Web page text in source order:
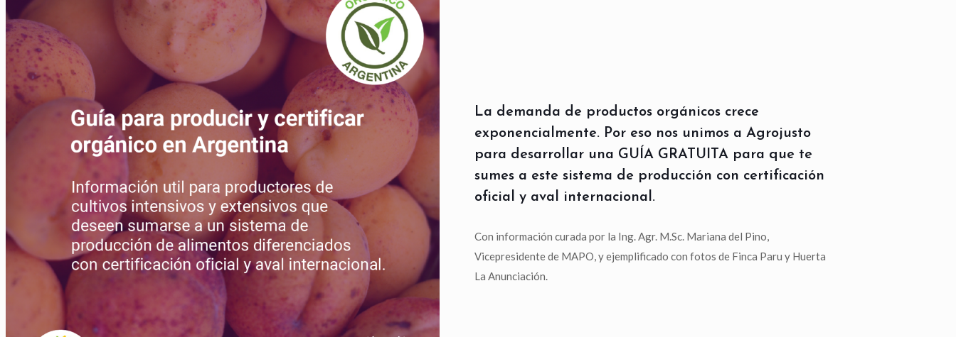
La demanda de productos orgánicos crece
exponencialmente. Por eso nos unimos a Agrojusto
para desarrollar una GUÍA GRATUITA para que te
sumes a este sistema de producción con certificación
oficial y aval internacional.
Con información curada por la Ing. Agr. M.Sc. Mariana del Pino,
Vicepresidente de MAPO, y ejemplificado con fotos de Finca Paru y Huerta
La Anunciación.